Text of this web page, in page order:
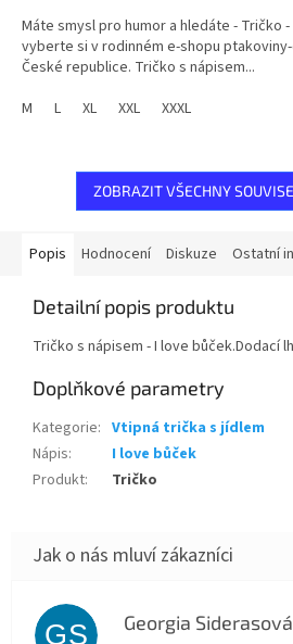
Máte smysl pro humor a hledáte - Tričko
vyberte si v rodinném e-shopu
České republice. Tričko s nápisem...
M
L XL XXL XXXL
ZOBRAZIT VŠECHNY
Popis Hodnocení Diskuze Ostatní
Detailní popis produktu
Tričko s nápisem - I love bůček.Dodací
Doplňkové parametry
Kategorie: Vtipná trička s jídlem
Nápis:
I love bůček
Produkt: Tričko
GS Georgia Siderasová